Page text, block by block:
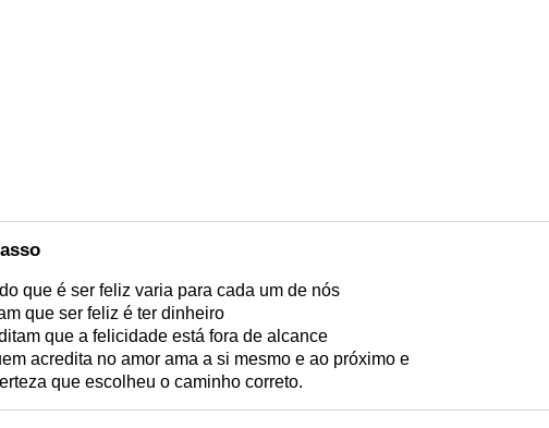
que é ser feliz varia para cada um de nós
que ser feliz é ter dinheiro
que a felicidade está fora de alcance
acredita no amor ama a si mesmo e ao próximo e
que escolheu o caminho correto.